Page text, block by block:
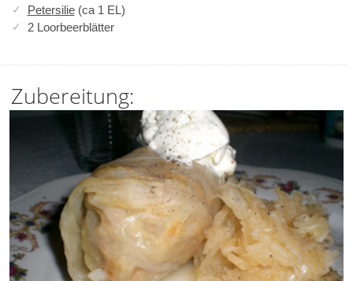
Petersilie(ca 1 EL)
2 Loorbeerblätter
Zubereitung: